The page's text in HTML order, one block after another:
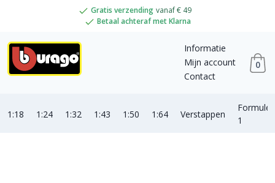
Gratis verzending vanaf € 49
Betaal achteraf met Klarna
Informatie
Mijn account
Contact
0
1:18 1:24 1:32 1:43 1:50 1:64 Verstappen
Formule
1